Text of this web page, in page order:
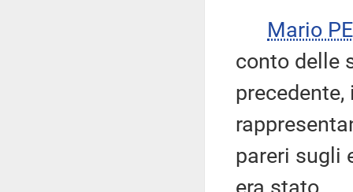
Mario
conto delle
precedente,
pareri sugli